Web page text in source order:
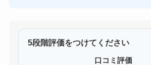
5段階評価をつけてください
口コミ評価